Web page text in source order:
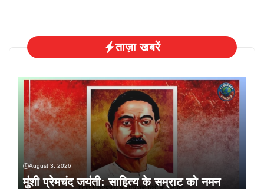
ताज़ा खबरें
August 3, 2026
मुंशी प्रेमचंद जयंती: साहित्य के सम्राट को नमन